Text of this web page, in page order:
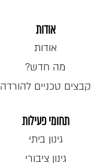
אודות
אודות
מה חדש?
קבצים טכניים להורדה
תחומי פעילות
גינון ביתי
גינון ציבורי